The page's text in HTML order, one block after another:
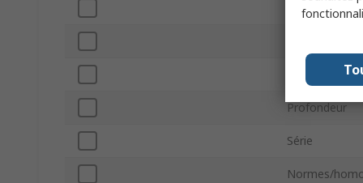
Hauteur du
Profondeur
Série
Normes/